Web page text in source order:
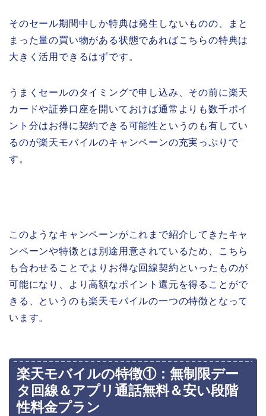
そのセール期間中しか特典は発生しないものの、まと
まった量の買い物がある状態であればこちらの特典は
大きく活用できるはずです。
うまくセールのタイミングで申し込み、その前に楽天
カードや証券口座を開いておけば通常よりも数千ポイ
ント分はお得に契約できる可能性というのも有してい
るのが楽天モバイルのキャンペーンの充実っぷりで
す。
このようなキャンペーンがこれまで紹介してきたキャ
ンペーンや特徴とは別途用意されているため、こちら
も合わせることでよりお得な回線契約といったものが
可能になり、より高額なポイント還元を得ることがで
きる、というのも楽天モバイルの一つの特徴となって
います。
楽天モバイルの特徴①：無制限デー
タ回線＆アプリ通話無料＆安い段階
性料金プラン